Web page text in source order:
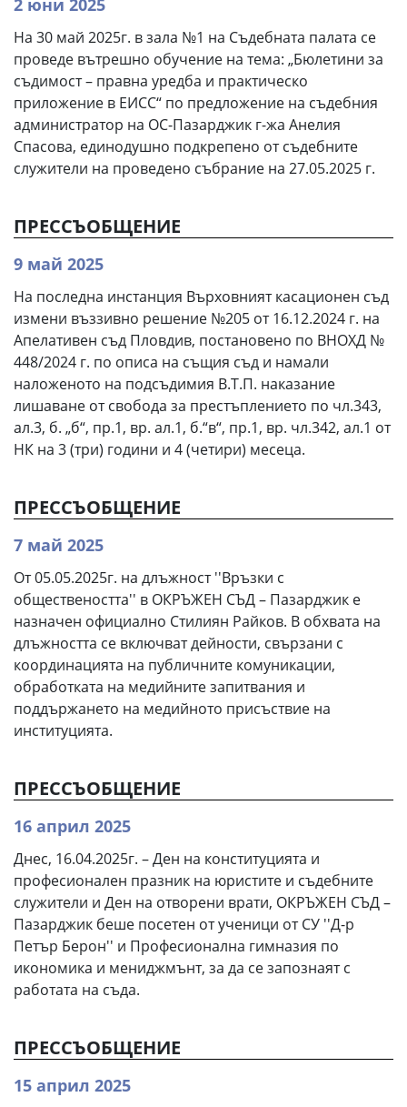
2 юни 2025
На 30 май 2025г. в зала №1 на Съдебната палата се
проведе вътрешно обучение на тема: „Бюлетини за
съдимост – правна уредба и практическо
приложение в ЕИСС“ по предложение на съдебния
администратор на ОС-Пазарджик г-жа Анелия
Спасова, единодушно подкрепено от съдебните
служители на проведено събрание на 27.05.2025 г.
ПРЕССЪОБЩЕНИЕ
9 май 2025
На последна инстанция Върховният касационен съд
измени въззивно решение №205 от 16.12.2024 г. на
Апелативен съд Пловдив, постановено по ВНОХД №
448/2024 г. по описа на същия съд и намали
наложеното на подсъдимия В.Т.П. наказание
лишаване от свобода за престъплението по чл.343,
ал.3, б. „б“, пр.1, вр. ал.1, б.“в“, пр.1, вр. чл.342, ал.1 от
НК на 3 (три) години и 4 (четири) месеца.
ПРЕССЪОБЩЕНИЕ
7 май 2025
От 05.05.2025г. на длъжност ''Връзки с
обществеността'' в ОКРЪЖЕН СЪД – Пазарджик е
назначен официално Стилиян Райков. В обхвата на
длъжността се включват дейности, свързани с
координацията на публичните комуникации,
обработката на медийните запитвания и
поддържането на медийното присъствие на
институцията.
ПРЕССЪОБЩЕНИЕ
16 април 2025
Днес, 16.04.2025г. – Ден на конституцията и
професионален празник на юристите и съдебните
служители и Ден на отворени врати, ОКРЪЖЕН СЪД –
Пазарджик беше посетен от ученици от СУ ''Д-р
Петър Берон'' и Професионална гимназия по
икономика и мениджмънт, за да се запознаят с
работата на съда.
ПРЕССЪОБЩЕНИЕ
15 април 2025